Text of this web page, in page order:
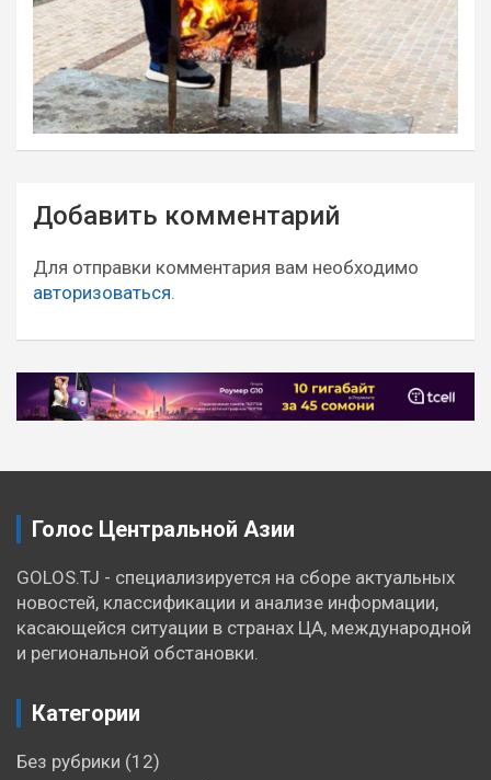
Навигация
по
записям
Добавить комментарий
Для отправки комментария вам необходимо
авторизоваться.
Голос Центральной Азии
GOLOS.TJ - специализируется на сборе актуальных
новостей, классификации и анализе информации,
касающейся ситуации в странах ЦА, международной
и региональной обстановки.
Категории
Без рубрики (12)